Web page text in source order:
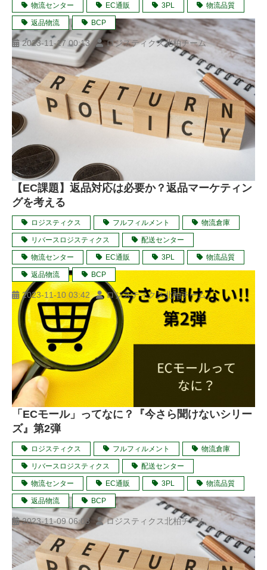
物流センター EC通販 3PL 物流品質
返品物流 BCP
2023-11-17 00:13 ロジスティクス北柏チーム
【EC課題】返品対応は必要か？返品マーケティン
グを考える
ロジスティクス フルフィルメント 物流倉庫
リバースロジスティクス 配送センター
物流センター EC通販 3PL 物流品質
返品物流 BCP
2023-11-10 03:42 ロジスティクス北柏チーム
「ECモール」ってなに？『今さら聞けないシリー
ズ』第2弾
ロジスティクス フルフィルメント 物流倉庫
リバースロジスティクス 配送センター
物流センター EC通販 3PL 物流品質
返品物流 BCP
2023-11-09 06:03 ロジスティクス北柏チーム